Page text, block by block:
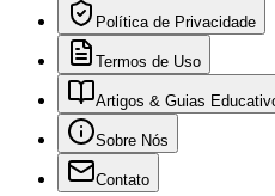
Política de Privacidade
Termos de Uso
Artigos & Guias
Sobre Nós
Contato